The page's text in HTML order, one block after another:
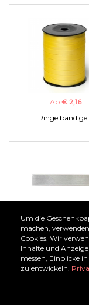
Ab € 2,16
Ringelband
Ab€ 1,00
Organzaband
Um die
machen,
Cookies. Wir
Inhalte und
messen, Einblicke
zu entwickeln.